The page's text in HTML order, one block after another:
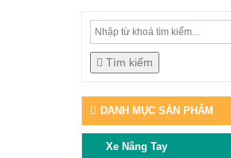
Tìm kiếm
DANH MỤC SẢN PHẨM
Xe Nâng Tay